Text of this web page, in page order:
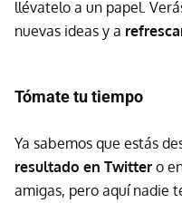
llévatelo a un papel.
nuevas ideas y a
Tómate tu tiempo
Ya sabemos que estás
resultado en Twitter o
amigas, pero aquí nadie